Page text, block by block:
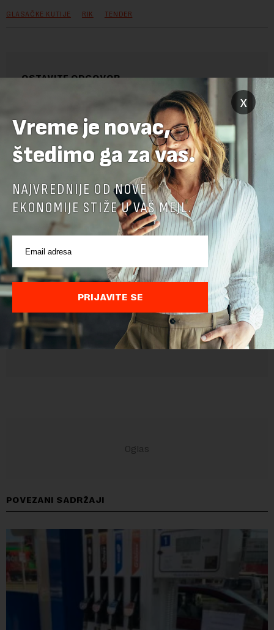
GLASAČKE KUTIJE RIK TENDER
OSTAVITE ODGOVOR
Pre slanja komentara, molimo vas da se upoznate sa
pravilima komentarisanja i pravilima korišćenja sajta.
Google Politika
Privatnosti Google Uslovi Korišćenja su primenjeni.
POVEZANI SADRŽAJI
x
Vreme je novac,
štedimo ga za vas.
NAJVREDNIJE OD NOVE
EKONOMIJE STIŽE U VAŠ MEJL.
PRIJAVITE SE